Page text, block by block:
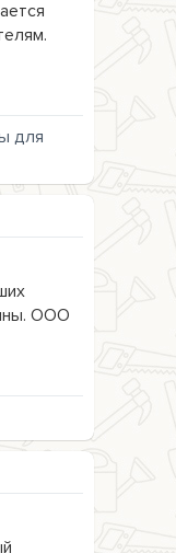
для
ООО